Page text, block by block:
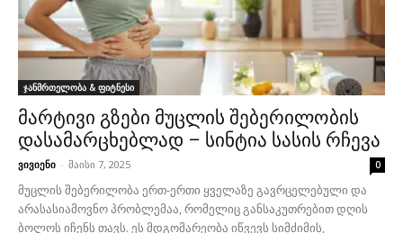
ჯანმრთელობა & ფიტნესი
მარტივი გზები მუცლის შებერილობის
დასამარცხებლად – სინტია სასის რჩევა
ვივიენი - მაისი 7, 2025 0
მუცლის შებერილობა ერთ-ერთი ყველაზე გავრცელებული და
არასასიამოვნო პრობლემაა, რომელიც განსაკუთრებით დღის
ბოლოს იჩენს თავს. ეს მდგომარეობა იწვევს სიმძიმის,